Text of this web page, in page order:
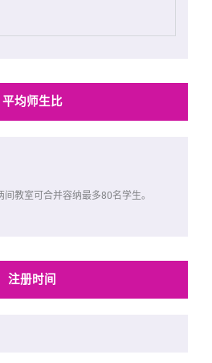
平均师生比
教室可合并容纳最多80名学生。
注册时间